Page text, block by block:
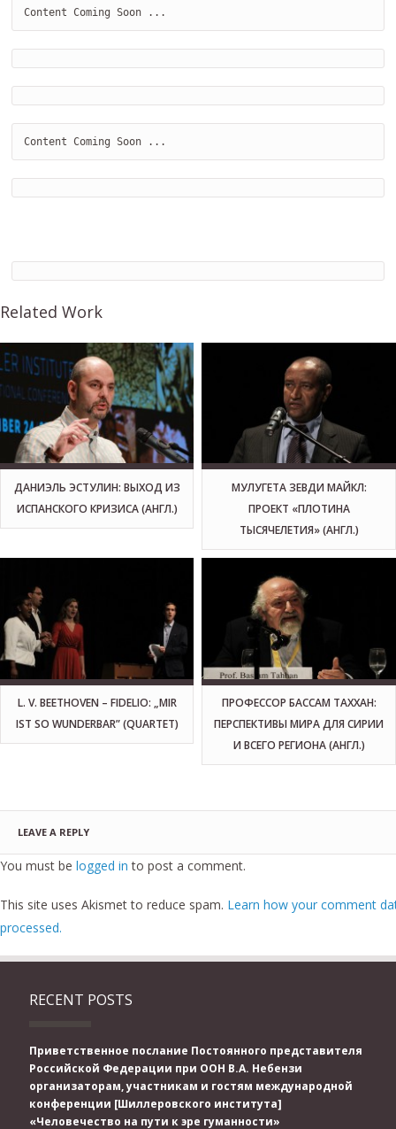
Content Coming Soon ...
Content Coming Soon ...
Related Work
ДАНИЭЛЬ ЭСТУЛИН: ВЫХОД ИЗ
ИСПАНСКОГО КРИЗИСА (АНГЛ.)
МУЛУГЕТА ЗЕВДИ МАЙКЛ:
ПРОЕКТ «ПЛОТИНА
ТЫСЯЧЕЛЕТИЯ» (АНГЛ.)
L. V. BEETHOVEN – FIDELIO: „MIR
IST SO WUNDERBAR” (QUARTET)
ПРОФЕССОР БАССАМ ТАХХАН:
ПЕРСПЕКТИВЫ МИРА ДЛЯ СИРИИ
И ВСЕГО РЕГИОНА (АНГЛ.)
LEAVE A REPLY
You must be logged in to post a comment.
This site uses Akismet to reduce spam. Learn how your comment
processed.
RECENT POSTS
Приветственное послание Постоянного представителя
Российской Федерации при ООН В.А. Небензи
организаторам, участникам и гостям международной
конференции [Шиллеровского института]
«Человечество на пути к эре гуманности»